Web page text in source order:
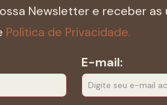
Newsletter e receber as
Politica de Privacidade.
E-mail: